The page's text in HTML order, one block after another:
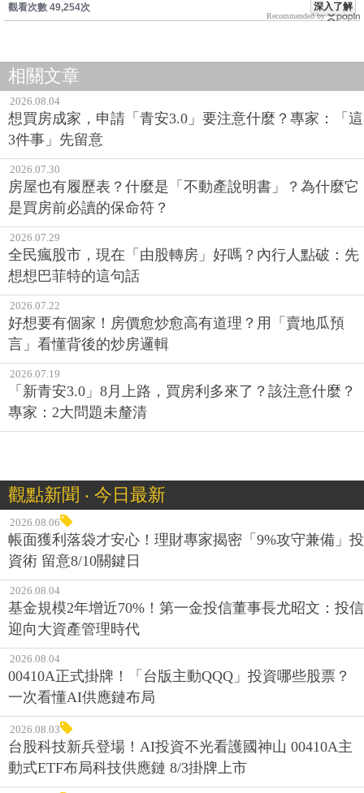
觀看次數 49,254次 深入了解
Recommended by
相關文章
2026.08.04
想買房成家，申請「青安3.0」要注意什麼？專家：「這
3件事」先留意
2026.07.30
房屋也有履歷表？什麼是「不動產說明書」？為什麼它
是買房前必讀的保命符？
2026.07.29
全民瘋股市，現在「由股轉房」好嗎？內行人點破：先
想想巴菲特的這句話
2026.07.22
好想要有個家！房價愈炒愈高有道理？用「賣地瓜預
言」看懂背後的炒房邏輯
2026.07.19
「新青安3.0」8月上路，買房利多來了？該注意什麼？
專家：2大問題未釐清
觀點新聞 ‧ 今日最新
2026.08.06
帳面獲利落袋才安心！理財專家揭密「9%攻守兼備」投
資術 留意8/10關鍵日
2026.08.04
基金規模2年增近70%！第一金投信董事長尤昭文：投信
迎向大資產管理時代
2026.08.04
00410A正式掛牌！「台版主動QQQ」投資哪些股票？
一次看懂AI供應鏈布局
2026.08.03
台股科技新兵登場！AI投資不光看護國神山 00410A主
動式ETF布局科技供應鏈 8/3掛牌上市